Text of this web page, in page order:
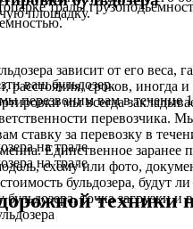
тралы
площадку.
зависит от его веса,
расстояния, сроков, иногда и
мы всегда
перевозчика.
ставку за перевозку в
Единственное заранее
схему или фото,
бульдозера, будут ли
точка загрузки и
ваш бульдозер.
перезвоним вам в течение
техники